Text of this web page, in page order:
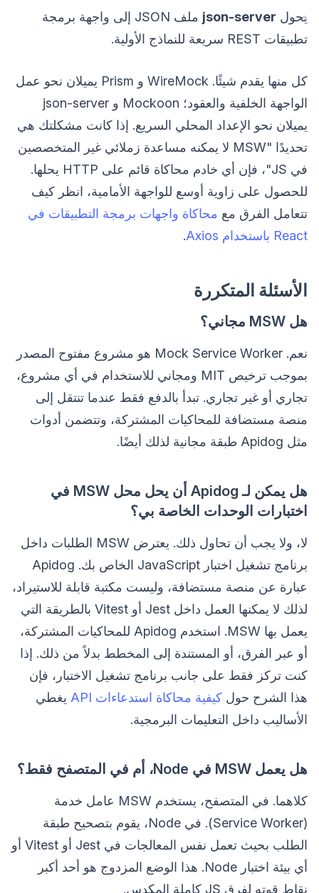
يحول json-server
ملف JSON إلى واجهة برمجة
تطبيقات REST سريعة للنماذج الأولية.
كل منها يقدم شيئًا. WireMock و Prism يميلان نحو عمل
الواجهة الخلفية والعقود؛ Mockoon و json-server
يميلان نحو الإعداد المحلي السريع. إذا كانت مشكلتك هي
تحديدًا "MSW لا يمكنه مساعدة زملائي غير المتخصصين
في JS"، فإن أي خادم محاكاة قائم على HTTP يحلها.
للحصول على زاوية أوسع للواجهة الأمامية، انظر كيف
تتعامل الفرق مع محاكاة واجهات برمجة التطبيقات في
React باستخدام Axios
.
الأسئلة المتكررة
هل MSW مجاني؟
نعم. Mock Service Worker هو مشروع مفتوح المصدر
بموجب ترخيص MIT ومجاني للاستخدام في أي مشروع،
تجاري أو غير تجاري. تبدأ بالدفع فقط عندما تنتقل إلى
منصة مستضافة للمحاكيات المشتركة، وتتضمن أدوات
مثل Apidog طبقة مجانية لذلك أيضًا.
هل يمكن لـ Apidog أن يحل محل MSW في
اختبارات الوحدات الخاصة بي؟
لا، ولا يجب أن تحاول ذلك. يعترض MSW الطلبات داخل
برنامج تشغيل اختبار JavaScript الخاص بك. Apidog
عبارة عن منصة مستضافة، وليست مكتبة قابلة للاستيراد،
لذلك لا يمكنها العمل داخل Jest أو Vitest بالطريقة التي
يعمل بها MSW. استخدم Apidog للمحاكيات المشتركة،
أو عبر الفرق، أو المستندة إلى المخطط بدلاً من ذلك. إذا
كنت تركز فقط على جانب برنامج تشغيل الاختبار، فإن
هذا الشرح حول كيفية محاكاة استدعاءات API
يغطي
الأساليب داخل التعليمات البرمجية.
هل يعمل MSW في Node، أم في المتصفح فقط؟
كلاهما. في المتصفح، يستخدم MSW عامل خدمة
(Service Worker). في Node، يقوم بتصحيح طبقة
الطلب بحيث تعمل نفس المعالجات في Jest أو Vitest أو
أي بيئة اختبار Node. هذا الوضع المزدوج هو أحد أكبر
نقاط قوته لفرق JS كاملة المكدس.